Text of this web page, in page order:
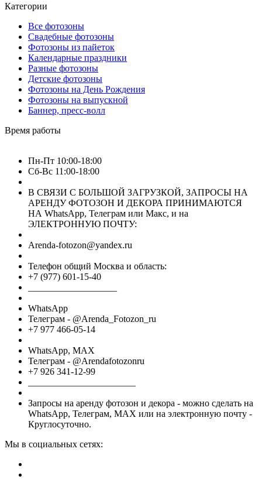
Категории
Все фотозоны
Свадебные фотозоны
Фотозоны из пайеток
Календарные праздники
Разные фотозоны
Детские фотозоны
Фотозоны на День Рождения
Фотозоны на выпускной
Баннер, пресс-волл
Время работы
Пн-Пт 10:00-18:00
Сб-Вс 11:00-18:00
В СВЯЗИ С БОЛЬШОЙ ЗАГРУЗКОЙ, ЗАПРОСЫ НА
АРЕНДУ ФОТОЗОН И ДЕКОРА ПРИНИМАЮТСЯ
НА WhatsApp, Телеграм или Макс, и на
ЭЛЕКТРОННУЮ ПОЧТУ:
Arenda-fotozon@yandex.ru
Телефон общий Москва и область:
+7 (977) 601-15-40
WhatsApp
Телеграм - @Arenda_Fotozon_ru
+7 977 466-05-14
WhatsApp, МАХ
Телеграм - @Arendafotozonru
+7 926 341-12-99
Запросы на аренду фотозон и декора - можно сделать на
WhatsApp, Телеграм, МАХ или на электронную почту -
Круглосуточно.
Мы в социальных сетях: